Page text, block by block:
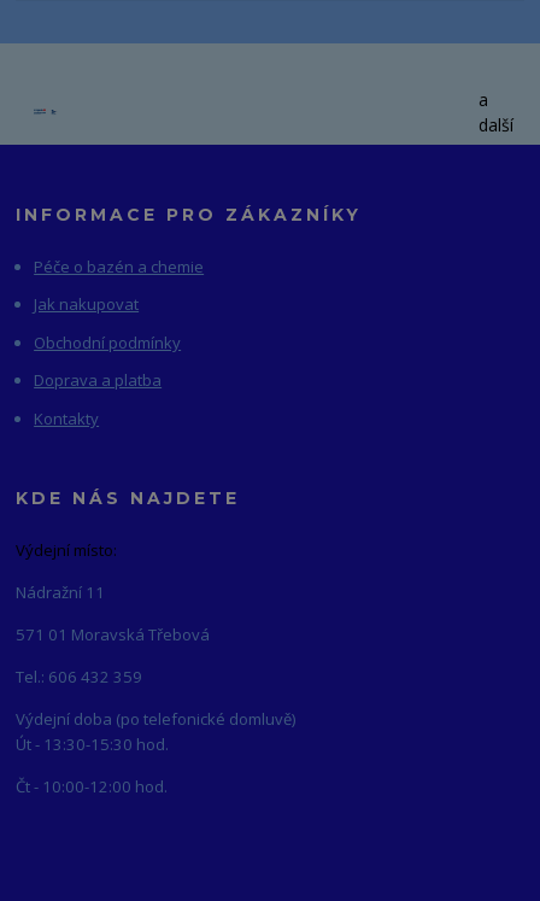
a
další
INFORMACE PRO ZÁKAZNÍKY
Péče o bazén a chemie
Jak nakupovat
Obchodní podmínky
Doprava a platba
Kontakty
KDE NÁS NAJDETE
Výdejní místo:
Nádražní 11
571 01 Moravská Třebová
Tel.: 606 432 359
Výdejní doba (po telefonické domluvě)
Út - 13:30-15:30 hod.
Čt - 10:00-12:00 hod.